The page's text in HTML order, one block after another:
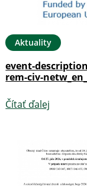
Aktuality
event-
rem-civ-
Čítať ďalej